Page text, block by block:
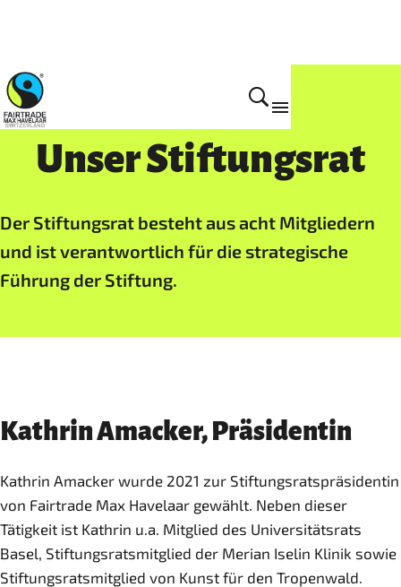
Home
Unser Stiftungsrat
Der Stiftungsrat besteht aus acht Mitgliedern
und ist verantwortlich für die strategische
Führung der Stiftung.
Kathrin Amacker, Präsidentin
Kathrin Amacker wurde 2021 zur Stiftungsratspräsidentin
von Fairtrade Max Havelaar gewählt. Neben dieser
Tätigkeit ist Kathrin u.a. Mitglied des Universitätsrats
Basel, Stiftungsratsmitglied der Merian Iselin Klinik sowie
Stiftungsratsmitglied von Kunst für den Tropenwald.